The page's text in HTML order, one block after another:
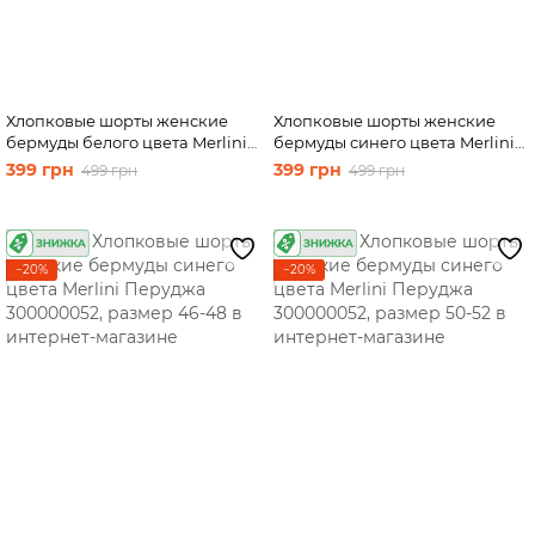
Хлопковые шорты женские
бермуды белого цвета Merlini
Перуджа 300000051, размер
399 грн 499 грн
Хлопковые шорты женские
бермуды синего цвета Merlini
Перуджа 300000052, размер
42-44
399 грн 499 грн
−20% −20%